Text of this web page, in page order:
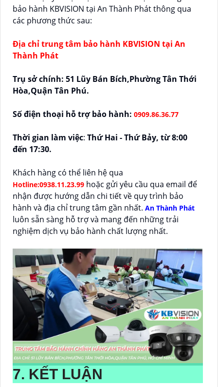
bảo hành KBVISION tại An Thành Phát thông qua
các phương thức sau:
Địa chỉ trung tâm bảo hành KBVISION tại An
Thành Phát
Trụ sở chính: 51 Lũy Bán Bích,Phường Tân Thới
Hòa,Quận Tân Phú.
Số điện thoại hỗ trợ bảo hành: 0909.86.36.77
Thời gian làm việc: Thứ Hai - Thứ Bảy, từ 8:00
đến 17:30.
Khách hàng có thể liên hệ qua
Hotline:0938.11.23.99 hoặc gửi yêu cầu qua email để
nhận được hướng dẫn chi tiết về quy trình bảo
hành và địa chỉ trung tâm gần nhất. An Thành Phát
luôn sẵn sàng hỗ trợ và mang đến những trải
nghiệm dịch vụ bảo hành chất lượng nhất.
7. KẾT LUẬN